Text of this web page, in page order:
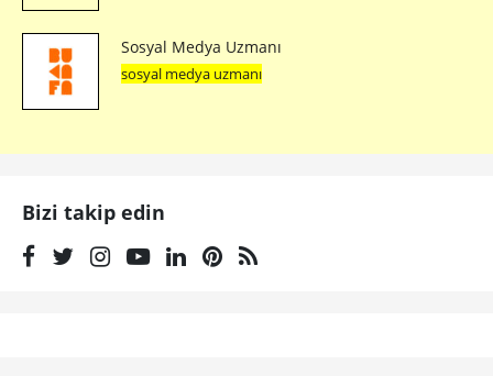
Sosyal Medya Uzmanı
sosyal medya uzmanı
Bizi takip edin